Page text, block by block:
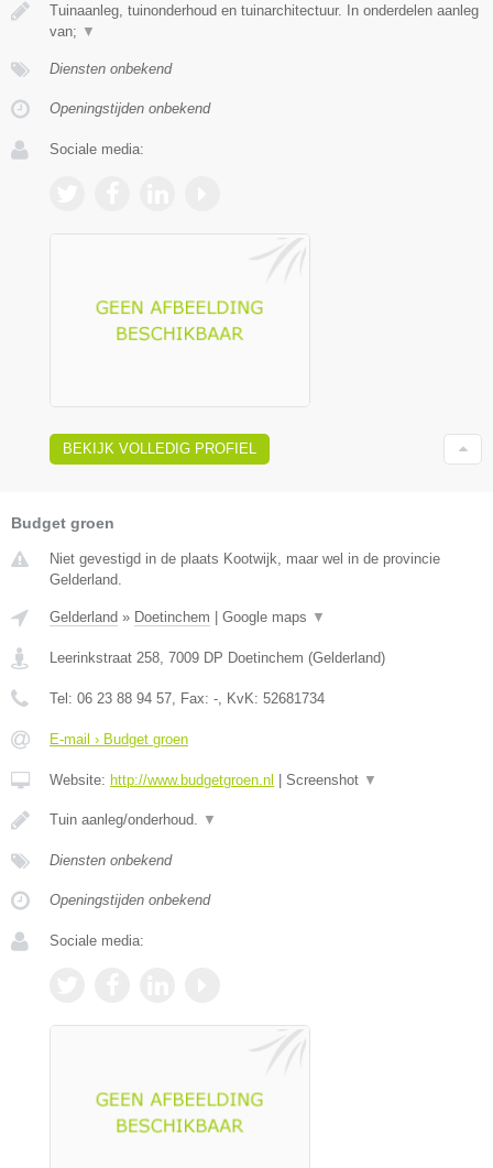
Tuinaanleg, tuinonderhoud en tuinarchitectuur. In onderdelen aanleg
van; ▼
Diensten onbekend
Openingstijden onbekend
Sociale media:
BEKIJK VOLLEDIG PROFIEL
Budget groen
Niet gevestigd in de plaats Kootwijk, maar wel in de provincie
Gelderland.
Gelderland » Doetinchem Google maps ▼
Leerinkstraat 258, 7009 DP Doetinchem (Gelderland)
Tel: 06 23 88 94 57, Fax: -, KvK: 52681734
E-mail › Budget groen
Website: http://www.budgetgroen.nl Screenshot ▼
Tuin aanleg/onderhoud. ▼
Diensten onbekend
Openingstijden onbekend
Sociale media: